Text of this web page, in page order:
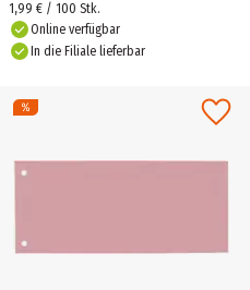
1,99 € / 100 Stk.
Online verfügbar
In die Filiale lieferbar